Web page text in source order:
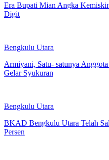
Era Bupati Mian Angka
Digit
Bengkulu Utara
Armiyani, Satu- satunya
Gelar Syukuran
Bengkulu Utara
BKAD Bengkulu Utara Telah
Persen